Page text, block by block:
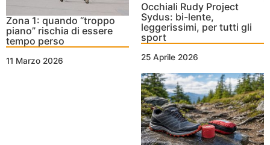
Zona 1: quando “troppo
piano” rischia di essere
tempo perso
11 Marzo 2026
Occhiali Rudy Project
Sydus: bi-lente,
leggerissimi, per tutti gli
sport
25 Aprile 2026